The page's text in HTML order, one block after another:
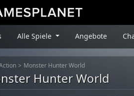
Alle Spiele Angebote
Monster Hunter World
Hunter World